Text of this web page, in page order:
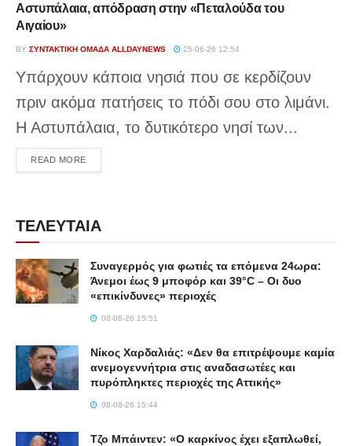
Αστυπάλαια, απόδραση στην «Πεταλούδα του
Αιγαίου»
BY ΣΥΝΤΑΚΤΙΚΉ ΟΜΆΔΑ ALLDAYNEWS 25-06-26 12:54
Υπάρχουν κάποια νησιά που σε κερδίζουν
πριν ακόμα πατήσεις το πόδι σου στο λιμάνι.
Η Αστυπάλαια, το δυτικότερο νησί των...
READ MOREDETAILS
ΤΕΛΕΥΤΑΙΑ
Συναγερμός για φωτιές τα επόμενα 24ωρα:
Άνεμοι έως 9 μποφόρ και 39°C – Οι δυο
«επικίνδυνες» περιοχές
08-08-26 15:51
Νίκος Χαρδαλιάς: «Δεν θα επιτρέψουμε καμία
ανεμογεννήτρια στις αναδασωτέες και
πυρόπληκτες περιοχές της Αττικής»
08-08-26 15:44
Τζο Μπάιντεν: «Ο καρκίνος έχει εξαπλωθεί,